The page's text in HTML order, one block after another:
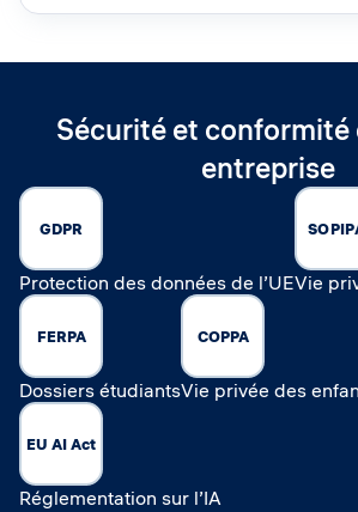
Sécurité et conformité
entreprise
GDPR
Protection des données de l’UEVie
FERPA
Dossiers étudiants
COPPA
Vie privée des
EU AI Act
Réglementation sur l’IA